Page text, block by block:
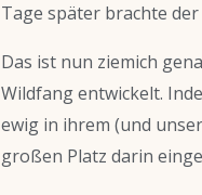
Tage später brachte
Das ist nun ziemich
Wildfang entwickelt.
ewig in ihrem (und
großen Platz darin